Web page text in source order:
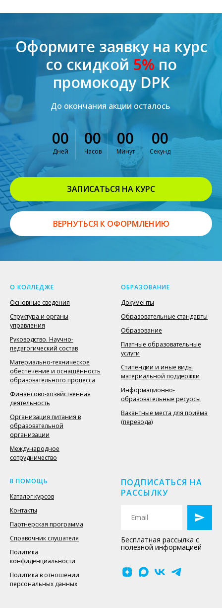
Оформите заявку на курс
со скидкой 5% по
промокоду DPK
До окончания акции осталось
00
Дней
00
Часов
00
Минут
00
Секунд
ЗАПИСАТЬСЯ НА КУРС
ВЕРНУТЬСЯ К ОФОРМЛЕНИЮ
О КОЛЛЕДЖЕ
Основные сведения
Структура и органы
управления
Руководство. Научно-
педагогический состав
Материально-техническое
обеспечение и оснащённость
образовательного процесса
Финансово-хозяйственная
деятельность
Организация питания в
образовательной
организации
Международное
сотрудничество
ОБРАЗОВАНИЕ
Документы
Образовательные стандарты
Образование
Платные образовательные
услуги
Стипендии и иные виды
материальной поддержки
Информационно-
образовательные ресурсы
Вакантные места для приёма
(перевода)
В ПОМОЩЬ
Каталог курсов
Контакты
Партнерская программа
Справочник слушателя
Политика
конфиденциальности
Политика в отношении
персональных данных
ПОДПИСАТЬСЯ НА
РАССЫЛКУ
Бесплатная рассылка с
полезной информацией